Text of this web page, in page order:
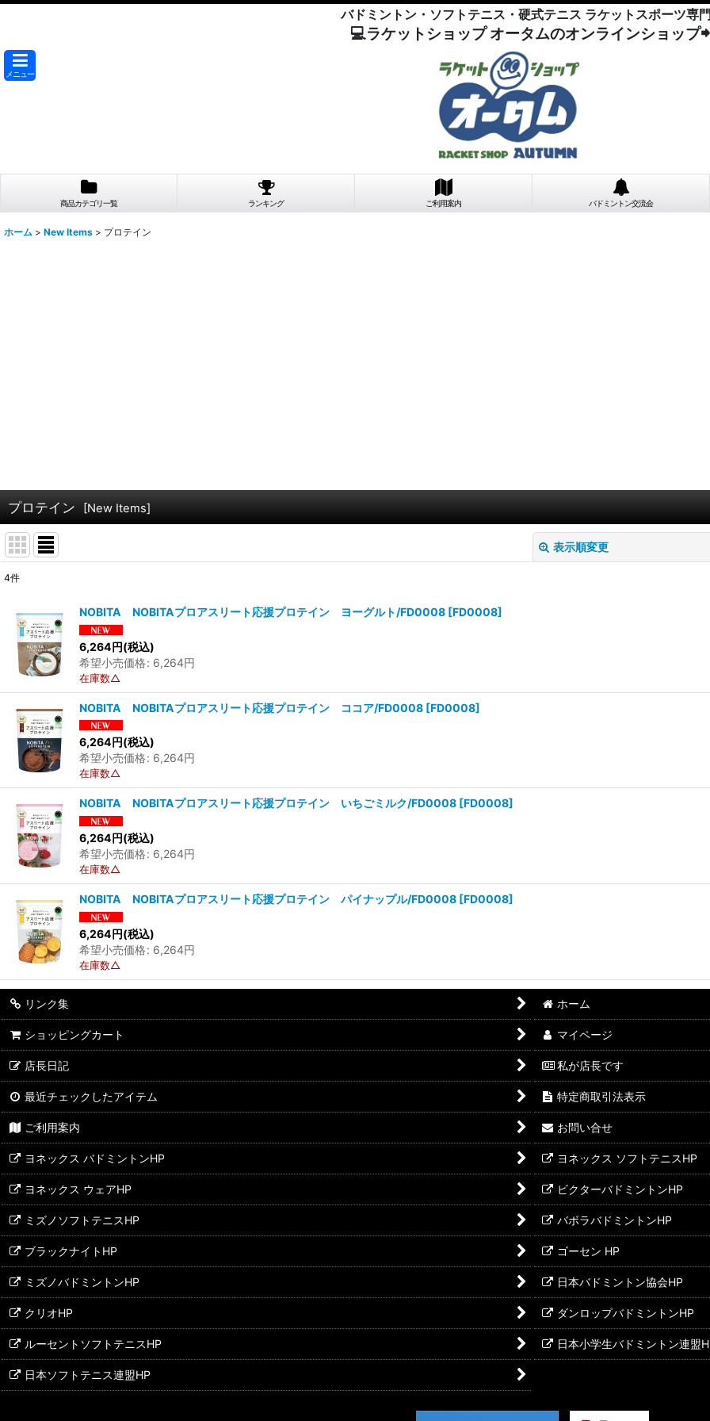
バドミントン・ソフトテニス・硬式テニス ラケットスポーツ専
💻ラケットショップ オータムのオンラインショップ
メニュー
商品カテゴリ一覧 ランキング ご利用案内 バドミントン交流会
ホーム > New Items > プロテイン
プロテイン [New Items]
表示順変更
並び順:
4件
NOBITA NOBITAプロアスリート応援プロテイン ヨーグルト/FD0008 [FD0008]
6,264円(税込)
希望小売価格: 6,264円
在庫数△
NOBITA NOBITAプロアスリート応援プロテイン ココア/FD0008 [FD0008]
6,264円(税込)
希望小売価格: 6,264円
在庫数△
NOBITA NOBITAプロアスリート応援プロテイン いちごミルク/FD0008 [FD0008]
6,264円(税込)
希望小売価格: 6,264円
在庫数△
NOBITA NOBITAプロアスリート応援プロテイン パイナップル/FD0008 [FD0008]
6,264円(税込)
希望小売価格: 6,264円
在庫数△
リンク集 ホーム
ショッピングカート マイページ
店長日記 私が店長です
最近チェックしたアイテム 特定商取引法表示
ご利用案内 お問い合せ
ヨネックス バドミントンHP ヨネックス ソフトテニスHP
ヨネックス ウェアHP ビクターバドミントンHP
ミズノソフトテニスHP バボラバドミントンHP
ブラックナイトHP ゴーセン HP
ミズノバドミントンHP 日本バドミントン協会HP
クリオHP ダンロップバドミントンHP
ルーセントソフトテニスHP 日本小学生バドミントン連盟
日本ソフトテニス連盟HP